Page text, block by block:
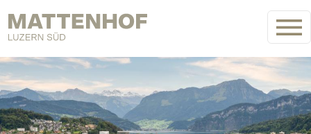
Bild